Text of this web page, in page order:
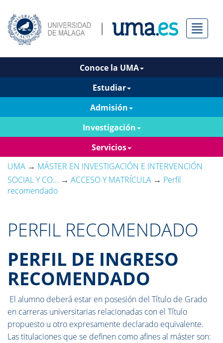
Menú
Conoce la UMA
Estudiar
Admisión
Investigación
Servicios
UMA → MÁSTER EN INVESTIGACIÓN E INTERVENCIÓN
SOCIAL Y CO... → ACCESO Y MATRÍCULA → Perfil
recomendado
PERFIL RECOMENDADO
PERFIL DE INGRESO
RECOMENDADO
El alumno deberá estar en posesión del Título de Grado
en carreras universitarias relacionadas con el Título
propuesto u otro expresamente declarado equivalente.
Las titulaciones que se definen como afines al máster son: